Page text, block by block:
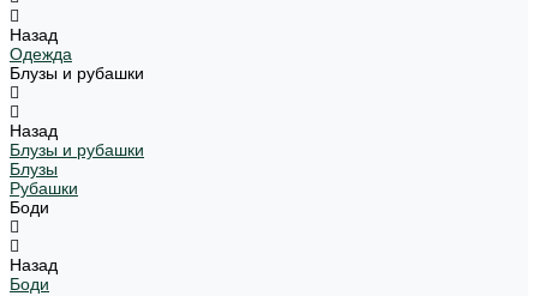
Назад
Одежда
Блузы и рубашки
Назад
Блузы и рубашки
Блузы
Рубашки
Боди
Назад
Боди